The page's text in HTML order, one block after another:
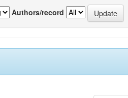
Authors/record